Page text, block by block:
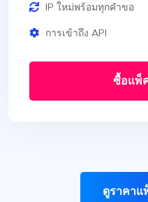
IP ใหม่พร้อมทุกคำขอ
การเข้าถึง API
ซื้อแพ็
ดูราคาแ